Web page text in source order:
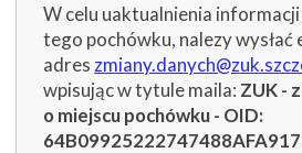
W celu uaktualnienia informacji
tego pochówku, nalezy wysłać
adres
wpisując w tytule maila: ZUK -
o miejscu pochówku - OID: